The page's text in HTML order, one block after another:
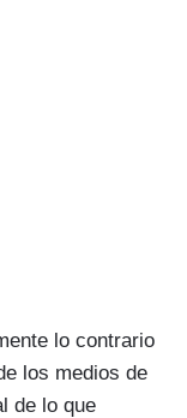
lo contrario
los medios de
de lo que